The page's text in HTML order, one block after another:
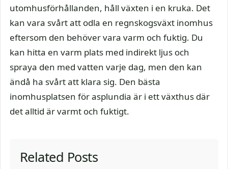
utomhusförhållanden, håll växten i en kruka. Det
kan vara svårt att odla en regnskogsväxt inomhus
eftersom den behöver vara varm och fuktig. Du
kan hitta en varm plats med indirekt ljus och
spraya den med vatten varje dag, men den kan
ändå ha svårt att klara sig. Den bästa
inomhusplatsen för asplundia är i ett växthus där
det alltid är varmt och fuktigt.
Related Posts